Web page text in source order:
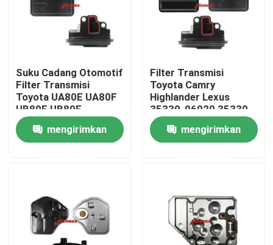
Tur Pabrik
Kontrol kualitas
Hubungi kami
Berita
Filter Transmisi Toyota
Filter Cairan Transmisi Honda
Suku Cadang Otomotif
Filter Transmisi
Toyota UA80E UA80F
UB80E UB80F
mengirimkan
Filter Transmisi
Toyota Camry
Highlander Lexus
35330-06020 35330-
48040
mengirimkan